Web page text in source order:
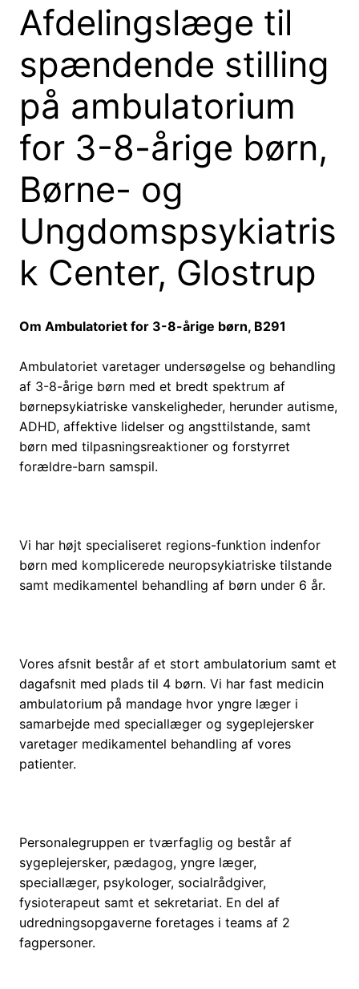
Afdelingslæge til
spændende stilling
på ambulatorium
for 3-8-årige børn,
Børne- og
Ungdomspsykiatris
k Center, Glostrup
Om Ambulatoriet for 3-8-årige børn, B291
Ambulatoriet varetager undersøgelse og behandling
af 3-8-årige børn med et bredt spektrum af
børnepsykiatriske vanskeligheder, herunder autisme,
ADHD, affektive lidelser og angsttilstande, samt
børn med tilpasningsreaktioner og forstyrret
forældre-barn samspil.
Vi har højt specialiseret regions-funktion indenfor
børn med komplicerede neuropsykiatriske tilstande
samt medikamentel behandling af børn under 6 år.
Vores afsnit består af et stort ambulatorium samt et
dagafsnit med plads til 4 børn. Vi har fast medicin
ambulatorium på mandage hvor yngre læger i
samarbejde med speciallæger og sygeplejersker
varetager medikamentel behandling af vores
patienter.
Personalegruppen er tværfaglig og består af
sygeplejersker, pædagog, yngre læger,
speciallæger, psykologer, socialrådgiver,
fysioterapeut samt et sekretariat. En del af
udredningsopgaverne foretages i teams af 2
fagpersoner.